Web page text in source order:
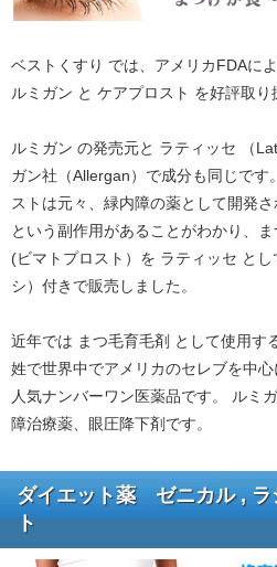
ベストくすり では、アメリカFDAに
ルミガン と ケアプロスト を好評取り
ルミガン の発売元と ラティッセ （
ガン社（Allergan）で成分も同じです
ストは元々、緑内障の薬として開発
という副作用があることがわかり、
(ビマトプロスト）を ラティッセ と
シ）付きで販売しました。
近年では まつ毛育毛剤 として使用す
姓で世界中でアメリカのセレブを中
人気ナンバーワン医薬品です。 ルミ
障治療薬、眼圧降下剤です。
ダイエット薬 ゼニカル , ラ
ト